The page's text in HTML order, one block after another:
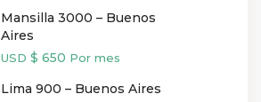
Mansilla 3000 – Buenos
Aires
USD $ 650 Por mes
Lima 900 – Buenos Aires